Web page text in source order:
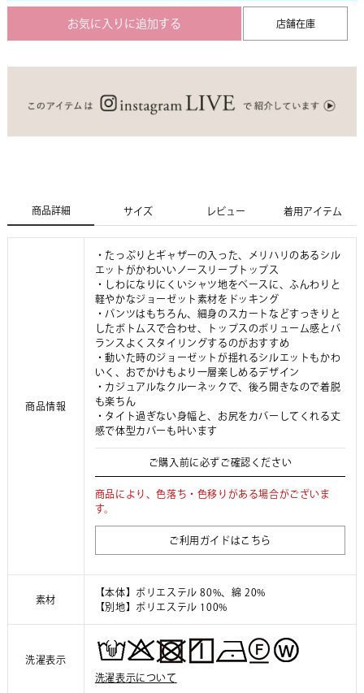
お気に入りに追加する 店舗在庫
商品詳細 サイズ レビュー 着用アイテム
商品情報
・たっぷりとギャザーの入った、メリハリのあるシル
エットがかわいいノースリーブトップス
・しわになりにくいシャツ地をベースに、ふんわりと
軽やかなジョーゼット素材をドッキング
・パンツはもちろん、細身のスカートなどすっきりと
したボトムスで合わせ、トップスのボリューム感とバ
ランスよくスタイリングするのがおすすめ
・動いた時のジョーゼットが揺れるシルエットもかわ
いく、おでかけもより一層楽しめるデザイン
・カジュアルなクルーネックで、後ろ開きなので着脱
も楽ちん
・タイト過ぎない身幅と、お尻をカバーしてくれる丈
感で体型カバーも叶います
ご購入前に必ずご確認ください
商品により、色落ち・色移りがある場合がございま
す。
ご利用ガイドはこちら
素材
【本体】ポリエステル 80%、綿 20%
【別地】ポリエステル 100%
洗濯表示
洗濯表示について